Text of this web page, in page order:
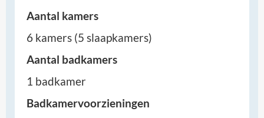
Aantal kamers
6 kamers (5 slaapkamers)
Aantal badkamers
1 badkamer
Badkamervoorzieningen